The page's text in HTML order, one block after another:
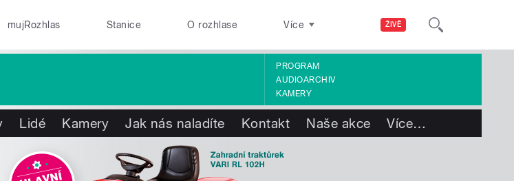
ŽIVĚ
mujRozhlas Stanice O rozhlase Více
PROGRAM
AUDIOARCHIV
KAMERY
Lidé Kamery Jak nás naladíte Kontakt Naše akce Více…